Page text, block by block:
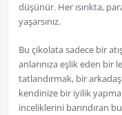
düşünür. Her ısırıkta,
yaşarsınız.
Bu çikolata sadece bir
anlarınıza eşlik eden bir
tatlandırmak, bir
kendinize bir iyilik
inceliklerini barındıran